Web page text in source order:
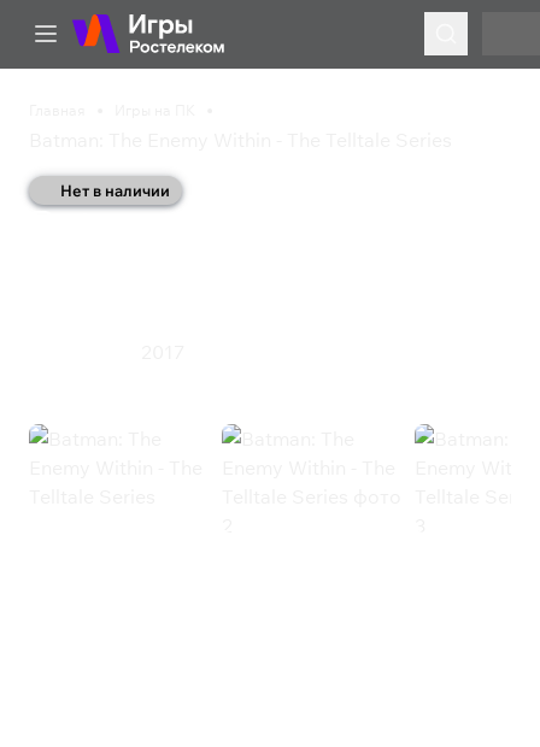
Нет в наличии
Batman: The Enemy